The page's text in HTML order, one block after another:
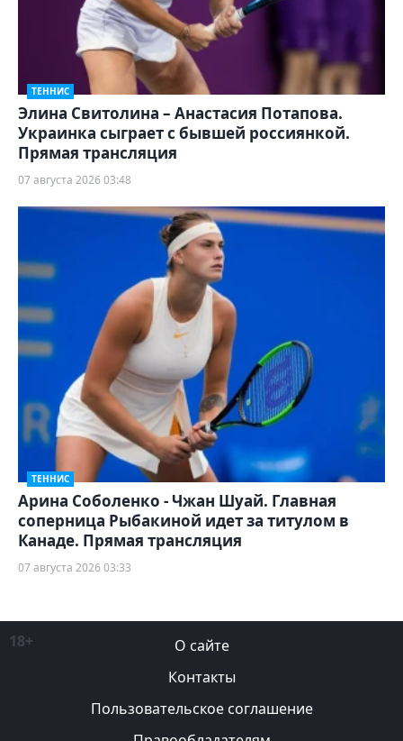
ТЕННИС
Элина Свитолина – Анастасия Потапова.
Украинка сыграет с бывшей россиянкой.
Прямая трансляция
07 августа 2026 03:48
ТЕННИС
Арина Соболенко - Чжан Шуай. Главная
соперница Рыбакиной идет за титулом в
Канаде. Прямая трансляция
07 августа 2026 03:33
18+
О сайте
Контакты
Пользовательское соглашение